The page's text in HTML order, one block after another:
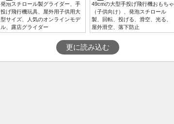
発泡スチロール製グライダー、手
投げ飛行機玩具、屋外用子供用大
型サイズ、人気のオンラインモデ
ル、露店グライダー
49cmの大型手投げ飛行機おもちゃ
（子供向け）、発泡スチロール
製、回転、投げる、滑空、光る、
屋外滑空、落下防止
更に読み込む